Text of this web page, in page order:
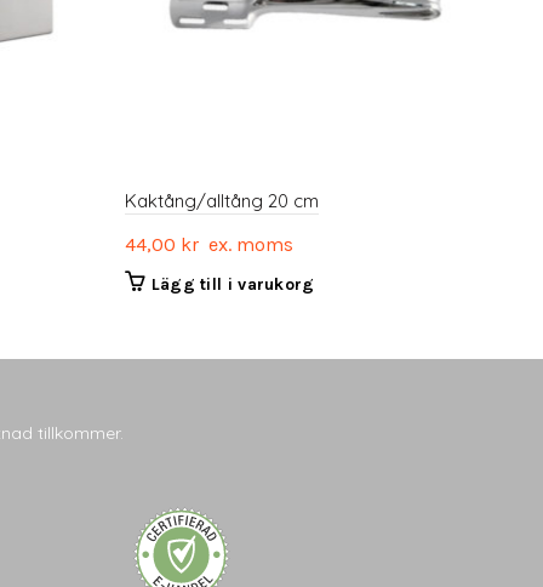
Kaktång/alltång 20 cm
44,00 krex. moms
Lägg till i varukorg
tillkommer.